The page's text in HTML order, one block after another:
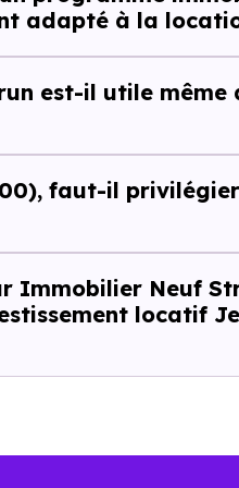
qualité résidentielle du
tension locative
.
dit, la question
que le
adapté à la
est-il utile même
faut-il
Immobilier Neuf
locatif